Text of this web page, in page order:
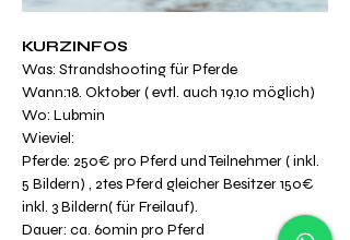
KURZINFOS
Was: Strandshooting für Pferde
Wann:18. Oktober ( evtl. auch 19.10 möglich)
Wo: Lubmin
Wieviel:
Pferde: 250€ pro Pferd und Teilnehmer ( inkl.
5 Bildern) , 2tes Pferd gleicher Besitzer 150€
inkl. 3 Bildern( für Freilauf).
Dauer: ca. 60min pro Pferd